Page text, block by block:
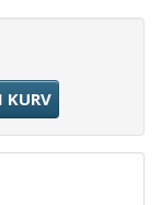
KURV